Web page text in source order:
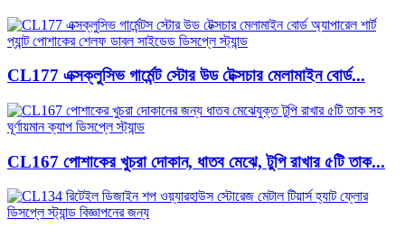
CL177 এক্সক্লুসিভ গার্মেন্ট স্টোর উড টেক্সচার মেলামাইন বোর্ড...
CL167 পোশাকের খুচরা দোকান, ধাতব মেঝে, টুপি রাখার ৫টি তাক...